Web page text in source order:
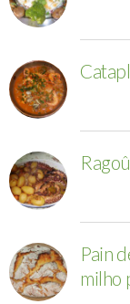
Pain
milho